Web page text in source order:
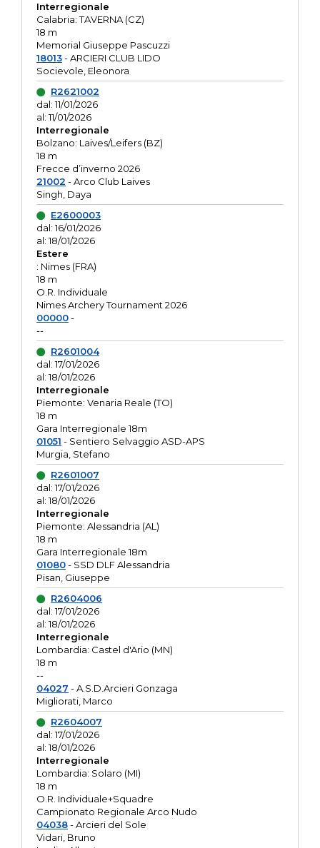
Interregionale
Calabria: TAVERNA (CZ)
18 m
Memorial Giuseppe Pascuzzi
18013- ARCIERI CLUB LIDO
Socievole, Eleonora
R2621002
dal: 11/01/2026
al: 11/01/2026
Interregionale
Bolzano: Laives/Leifers (BZ)
18 m
Frecce d’inverno 2026
21002 - Arco Club Laives
Singh, Daya
E2600003
dal: 16/01/2026
al: 18/01/2026
Estere
: Nimes (FRA)
18 m
O.R. Individuale
Nimes Archery Tournament 2026
00000-
--
R2601004
dal: 17/01/2026
al: 18/01/2026
Interregionale
Piemonte: Venaria Reale (TO)
18 m
Gara Interregionale 18m
01051 - Sentiero Selvaggio ASD-APS
Murgia, Stefano
R2601007
dal: 17/01/2026
al: 18/01/2026
Interregionale
Piemonte: Alessandria (AL)
18 m
Gara Interregionale 18m
01080- SSD DLF Alessandria
Pisan, Giuseppe
R2604006
dal: 17/01/2026
al: 18/01/2026
Interregionale
Lombardia: Castel d'Ario (MN)
18 m
--
04027 - A.S.D.Arcieri Gonzaga
Migliorati, Marco
R2604007
dal: 17/01/2026
al: 18/01/2026
Interregionale
Lombardia: Solaro (MI)
18 m
O.R. Individuale+Squadre
Campionato Regionale Arco Nudo
04038- Arcieri del Sole
Vidari, Bruno